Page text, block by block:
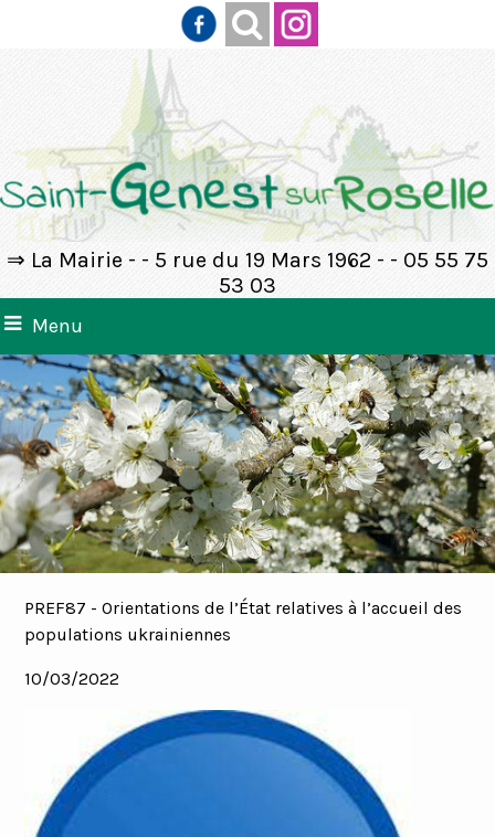
⇒ La Mairie - - 5 rue du 19 Mars 1962 - - 05 55 75
53 03
Menu
PREF87 - Orientations de l’État relatives à l’accueil des
populations ukrainiennes
10/03/2022